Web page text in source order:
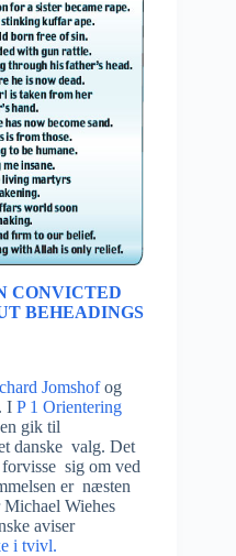
CONVICTED
BEHEADINGS
Jomshofog
I P 1 Orientering
gik til
danske valg. Det
sig om ved
er næsten
Wiehes
aviser
i tvivl.